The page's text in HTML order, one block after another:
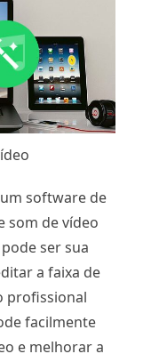
software de
som de vídeo
ser sua
a faixa de
profissional
facilmente
e melhorar a